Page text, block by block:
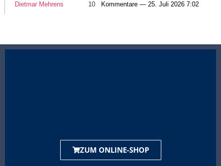
Dietmar Mehrens 10 Kommentare — 25. Juli 2026 7:02
ZUM ONLINE-SHOP